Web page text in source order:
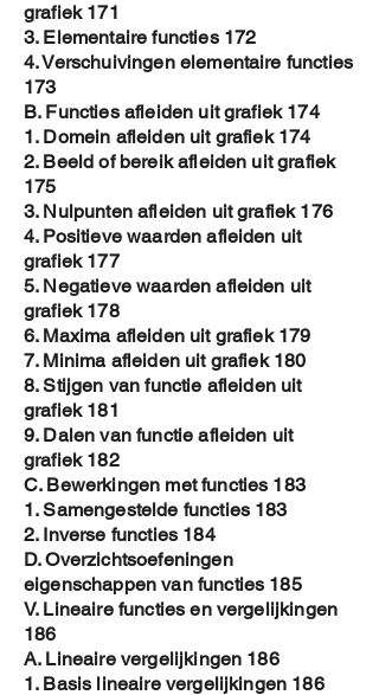
grafiek 171
3. Elementaire functies 172
4. Verschuivingen elementaire functies
173
B. Functies afleiden uit grafiek 174
1. Domein afleiden uit grafiek 174
2. Beeld of bereik afleiden uit grafiek
175
3. Nulpunten afleiden uit grafiek 176
4. Positieve waarden afleiden uit
grafiek 177
5. Negatieve waarden afleiden uit
grafiek 178
6. Maxima afleiden uit grafiek 179
7. Minima afleiden uit grafiek 180
8. Stijgen van functie afleiden uit
grafiek 181
9. Dalen van functie afleiden uit
grafiek 182
C. Bewerkingen met functies 183
1. Samengestelde functies 183
2. Inverse functies 184
D. Overzichtsoefeningen
eigenschappen van functies 185
V. Lineaire functies en vergelijkingen
186
A. Lineaire vergelijkingen 186
1. Basis lineaire vergelijkingen 186